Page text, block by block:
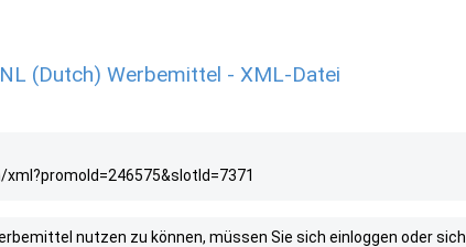
(Dutch) Werbemittel - XML-Datei
nutzen zu können, müssen Sie sich einloggen oder sich